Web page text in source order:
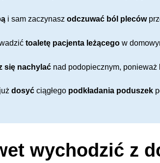
i sam zaczynasz odczuwać ból pleców
toaletę pacjenta leżącego w
się nachylać nad podopiecznym, ponieważ
dosyćciągłego podkładania poduszek
wychodzić z